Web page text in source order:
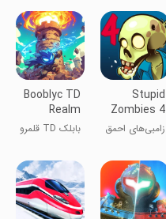
Stupid
Zombies 4
زامبی‌های احمق
Booblyc TD
Realm
Tower بابلک TD قلمرو